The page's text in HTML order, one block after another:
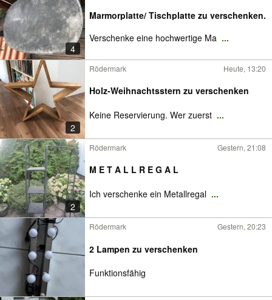
4
Marmorplatte/ Tischplatte zu verschenken.
Verschenke eine hochwertige Ma ...
2
Rödermark Heute, 13:20
Holz-Weihnachtsstern zu verschenken
Keine Reservierung. Wer zuerst ...
2
Rödermark Gestern, 21:08
M E T A L L R E G A L
Ich verschenke ein Metallregal ...
Rödermark Gestern, 20:23
2 Lampen zu verschenken
Funktionsfähig